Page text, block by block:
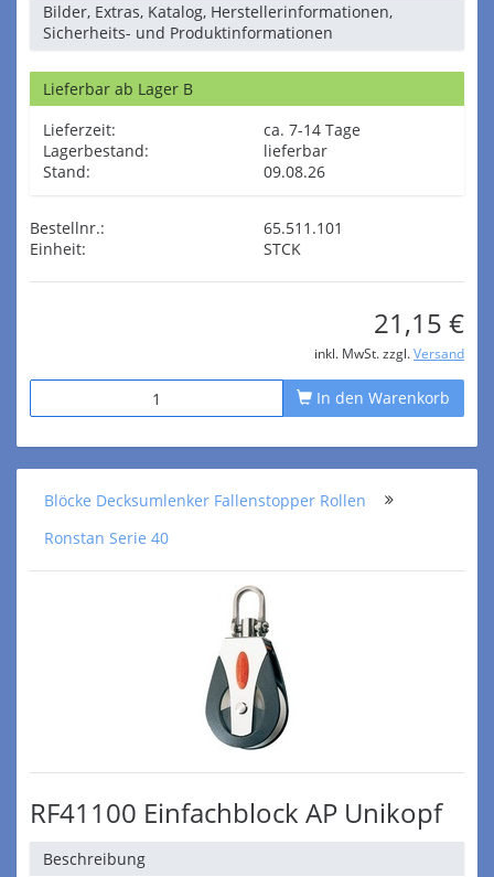
Bilder, Extras, Katalog, Herstellerinformationen,
Sicherheits- und Produktinformationen
Lieferbar ab Lager B
Lieferzeit:
ca. 7-14 Tage
Lagerbestand:
lieferbar
Stand:
09.08.26
Bestellnr.:
65.511.101
Einheit:
STCK
21,15 €
inkl. MwSt. zzgl. Versand
In den Warenkorb
Blöcke Decksumlenker Fallenstopper Rollen
Ronstan Serie 40
RF41100 Einfachblock AP Unikopf
Beschreibung